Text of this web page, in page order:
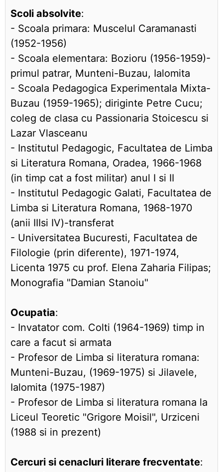
Scoli absolvite:
- Scoala primara: Muscelul Caramanasti
(1952-1956)
- Scoala elementara: Bozioru (1956-1959)-
primul patrar, Munteni-Buzau, Ialomita
- Scoala Pedagogica Experimentala Mixta-
Buzau (1959-1965); diriginte Petre Cucu;
coleg de clasa cu Passionaria Stoicescu si
Lazar Vlasceanu
- Institutul Pedagogic, Facultatea de Limba
si Literatura Romana, Oradea, 1966-1968
(in timp cat a fost militar) anul I si II
- Institutul Pedagogic Galati, Facultatea de
Limba si Literatura Romana, 1968-1970
(anii IIIsi IV)-transferat
- Universitatea Bucuresti, Facultatea de
Filologie (prin diferente), 1971-1974,
Licenta 1975 cu prof. Elena Zaharia Filipas;
Monografia "Damian Stanoiu"
Ocupatia:
- Invatator com. Colti (1964-1969) timp in
care a facut si armata
- Profesor de Limba si literatura romana:
Munteni-Buzau, (1969-1975) si Jilavele,
Ialomita (1975-1987)
- Profesor de Limba si literatura romana la
Liceul Teoretic "Grigore Moisil", Urziceni
(1988 si in prezent)
Cercuri si cenacluri literare frecventate: